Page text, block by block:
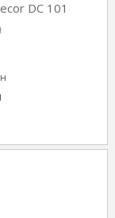
DC 101